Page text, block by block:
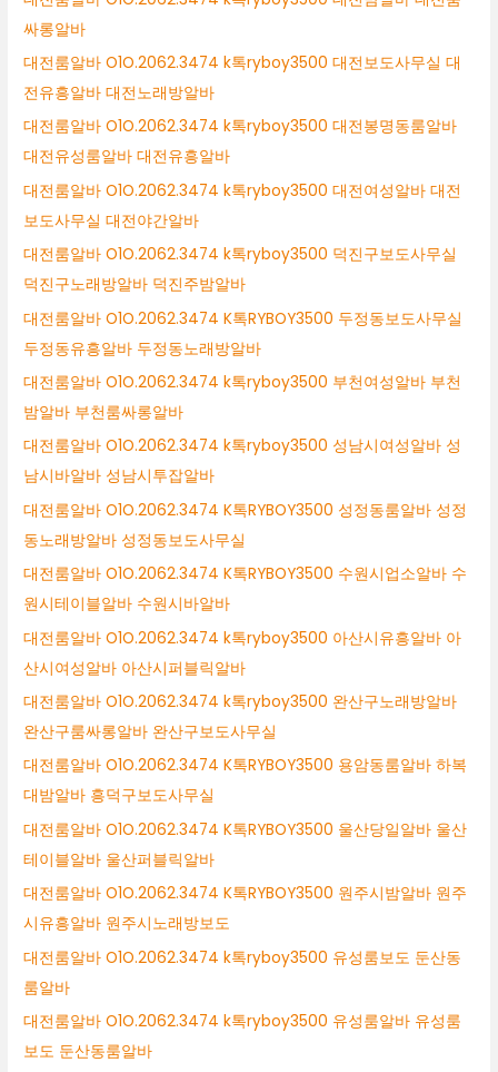
싸롱알바
대전룸알바 O1O.2062.3474 k톡ryboy3500 대전보도사무실 대
전유흥알바 대전노래방알바
대전룸알바 O1O.2062.3474 k톡ryboy3500 대전봉명동룸알바
대전유성룸알바 대전유흥알바
대전룸알바 O1O.2062.3474 k톡ryboy3500 대전여성알바 대전
보도사무실 대전야간알바
대전룸알바 O1O.2062.3474 k톡ryboy3500 덕진구보도사무실
덕진구노래방알바 덕진주밤알바
대전룸알바 O1O.2062.3474 K톡RYBOY3500 두정동보도사무실
두정동유흥알바 두정동노래방알바
대전룸알바 O1O.2062.3474 k톡ryboy3500 부천여성알바 부천
밤알바 부천룸싸롱알바
대전룸알바 O1O.2062.3474 k톡ryboy3500 성남시여성알바 성
남시바알바 성남시투잡알바
대전룸알바 O1O.2062.3474 K톡RYBOY3500 성정동룸알바 성정
동노래방알바 성정동보도사무실
대전룸알바 O1O.2062.3474 K톡RYBOY3500 수원시업소알바 수
원시테이블알바 수원시바알바
대전룸알바 O1O.2062.3474 k톡ryboy3500 아산시유흥알바 아
산시여성알바 아산시퍼블릭알바
대전룸알바 O1O.2062.3474 k톡ryboy3500 완산구노래방알바
완산구룸싸롱알바 완산구보도사무실
대전룸알바 O1O.2062.3474 K톡RYBOY3500 용암동룸알바 하복
대밤알바 흥덕구보도사무실
대전룸알바 O1O.2062.3474 K톡RYBOY3500 울산당일알바 울산
테이블알바 울산퍼블릭알바
대전룸알바 O1O.2062.3474 K톡RYBOY3500 원주시밤알바 원주
시유흥알바 원주시노래방보도
대전룸알바 O1O.2062.3474 k톡ryboy3500 유성룸보도 둔산동
룸알바
대전룸알바 O1O.2062.3474 k톡ryboy3500 유성룸알바 유성룸
보도 둔산동룸알바